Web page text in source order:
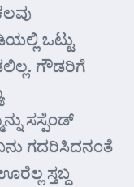
ಒಟ್ಟು
ಗೌಡರಿಗೆ
ಸಸ್ಪೆಂಡ್
ಗದರಿಸಿದನಂತೆ
ಸ್ತಬ್ದ